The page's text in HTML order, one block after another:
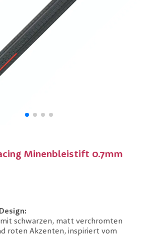
Minenbleistift 0.7mm
mit schwarzen, matt verchromten
roten Akzenten, inspiriert vom